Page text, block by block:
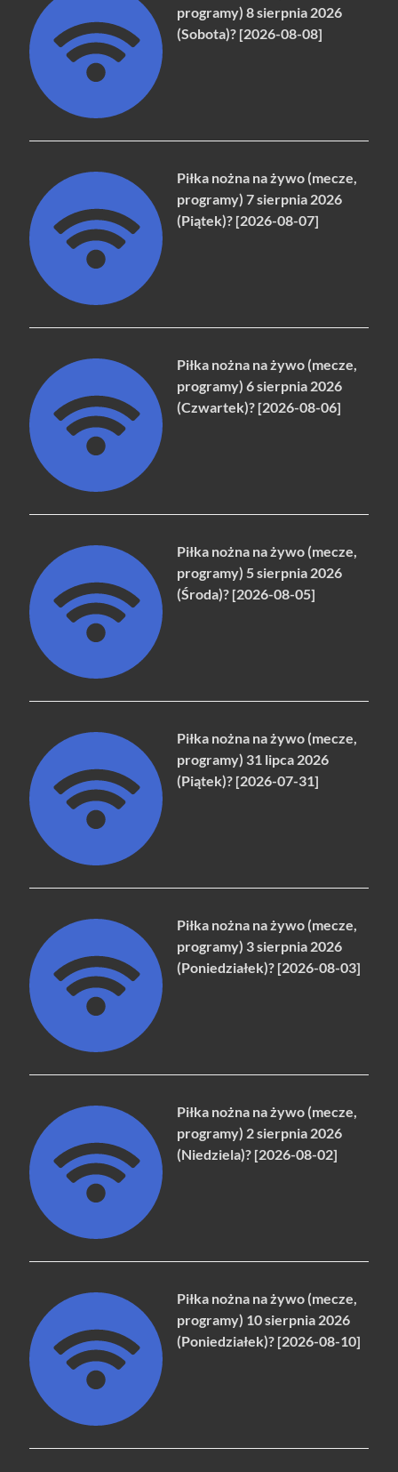
programy) 8 sierpnia 2026
(Sobota)? [2026-08-08]
Piłka nożna na żywo (mecze,
programy) 7 sierpnia 2026
(Piątek)? [2026-08-07]
Piłka nożna na żywo (mecze,
programy) 6 sierpnia 2026
(Czwartek)? [2026-08-06]
Piłka nożna na żywo (mecze,
programy) 5 sierpnia 2026
(Środa)? [2026-08-05]
Piłka nożna na żywo (mecze,
programy) 31 lipca 2026
(Piątek)? [2026-07-31]
Piłka nożna na żywo (mecze,
programy) 3 sierpnia 2026
(Poniedziałek)? [2026-08-03]
Piłka nożna na żywo (mecze,
programy) 2 sierpnia 2026
(Niedziela)? [2026-08-02]
Piłka nożna na żywo (mecze,
programy) 10 sierpnia 2026
(Poniedziałek)? [2026-08-10]